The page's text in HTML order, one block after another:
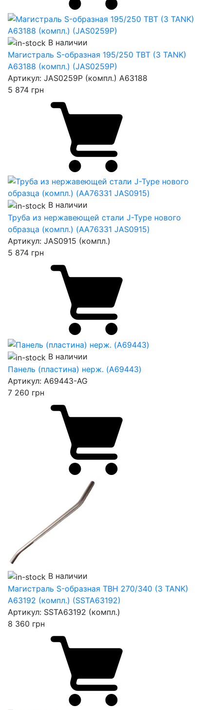
В наличии
Магистраль S-образная 195/250 TBT (3 TANK)
A63188 (компл.) (JAS0259P)
Артикул: JAS0259P (компл.) A63188
5 874 грн
В наличии
Труба из нержавеющей стали J-Type нового
образца (компл.) (AA76331 JAS0915)
Артикул: JAS0915 (компл.)
5 874 грн
В наличии
Панель (пластина) нерж. (A69443)
Артикул: A69443-AG
7 260 грн
В наличии
Магистраль S-образная TBH 270/340 (3 TANK)
A63192 (компл.) (SSTA63192)
Артикул: SSTA63192 (компл.)
8 360 грн